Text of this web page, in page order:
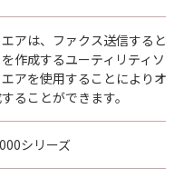
理店または販売店
ア」に関して、商
合性の保証を含
ると黙示たるとを
す。
センサー、キヤノ
会社、それらの販
れも、「本ソフト
アは、ファクス送信すると
作成するユーティリティソフ
アを使用することによりオ
ることができます。
シリーズ